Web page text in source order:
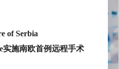
of Serbia
实施南欧首例远程手术